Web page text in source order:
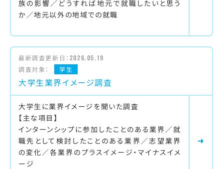
族の影響／どうすれば地元で就職したいと思う
か／地元以外の地域での就職
最新調査更新日： 2026.05.19
調査対象：
学生
大学生業界イメージ調査
大学生に業界イメージを聞いた調査
【主な項目】
インターンシップに参加したことのある業界／就
職先として検討したことのある業界／志望業界
の変化／各業界のプラスイメージ・マイナスイメ
ージ